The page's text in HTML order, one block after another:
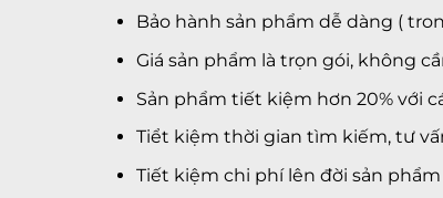
Bảo hành sản phẩm dễ dàng (
Giá sản phẩm là trọn gói, không
Sản phẩm tiết kiệm hơn 20% với
Tiểt kiệm thời gian tìm kiếm, tư
Tiết kiệm chi phí lên đời sản